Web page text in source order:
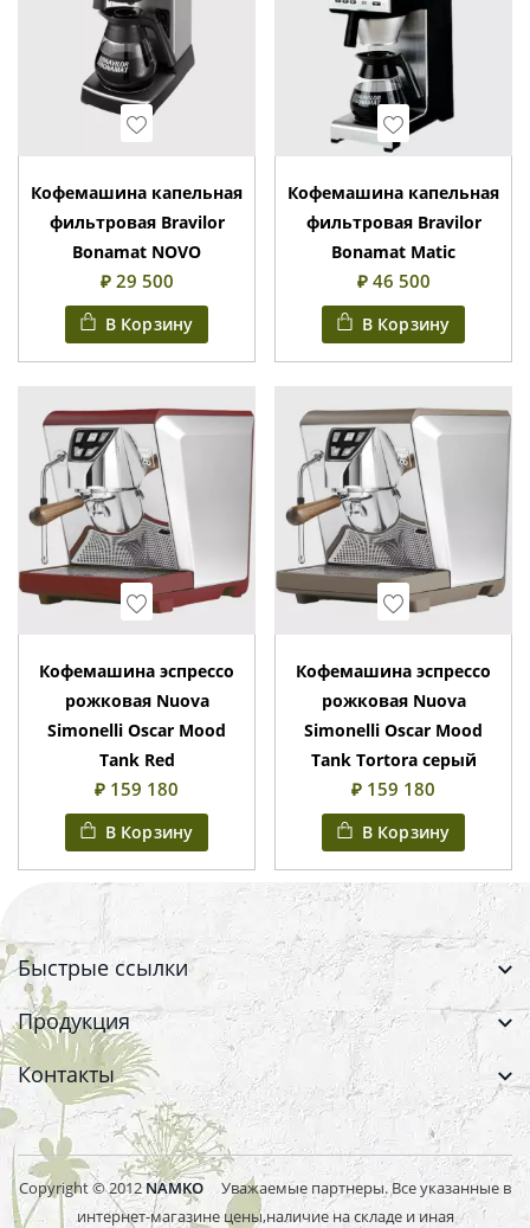
Кофемашина капельная
фильтровая Bravilor
Bonamat NOVO
₽ 29 500
В Корзину
Wishlist
Кофемашина капельная
фильтровая Bravilor
Bonamat Matic
₽ 46 500
В Корзину
Кофемашина эспрессо
рожковая Nuova
Simonelli Oscar Mood
Tank Red
₽ 159 180
В Корзину
Кофемашина эспрессо
рожковая Nuova
Simonelli Oscar Mood
Tank Tortora серый
₽ 159 180
В Корзину
Быстрые ссылки
Продукция
Контакты
Copyright © 2012 NAMKO Уважаемые партнеры. Все указанные в
интернет-магазине цены,наличие на складе и иная